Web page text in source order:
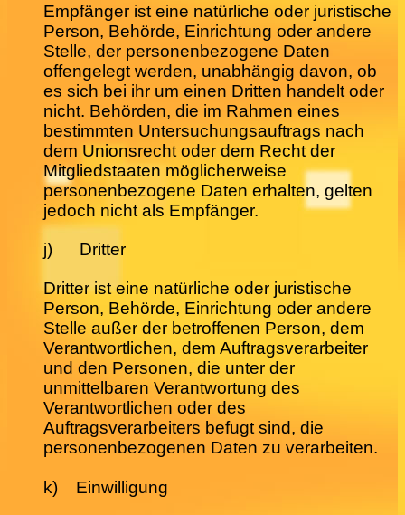
Empfänger ist eine natürliche oder juristische
Person, Behörde, Einrichtung oder andere
Stelle, der personenbezogene Daten
offengelegt werden, unabhängig davon, ob
es sich bei ihr um einen Dritten handelt oder
nicht. Behörden, die im Rahmen eines
bestimmten Untersuchungsauftrags nach
dem Unionsrecht oder dem Recht der
Mitgliedstaaten möglicherweise
personenbezogene Daten erhalten, gelten
jedoch nicht als Empfänger.
j) Dritter
Dritter ist eine natürliche oder juristische
Person, Behörde, Einrichtung oder andere
Stelle außer der betroffenen Person, dem
Verantwortlichen, dem Auftragsverarbeiter
und den Personen, die unter der
unmittelbaren Verantwortung des
Verantwortlichen oder des
Auftragsverarbeiters befugt sind, die
personenbezogenen Daten zu verarbeiten.
k) Einwilligung